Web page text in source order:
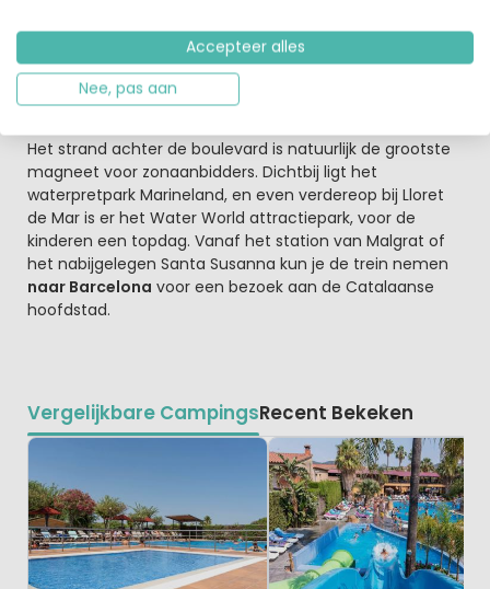
bars met terrasjes, en ook 's avonds is het er gezellig. De
ligging tussen de bergen van het nationale park
Montnegre en de Middellandse Zee aan de andere kant
zorgen voor een ideaal vakantieklimaat.
Het strand achter de boulevard is natuurlijk de grootste
magneet voor zonaanbidders. Dichtbij ligt het
waterpretpark Marineland, en even verdereop bij Lloret
de Mar is er het Water World attractiepark, voor de
kinderen een topdag. Vanaf het station van Malgrat of
het nabijgelegen Santa Susanna kun je de trein nemen
naar Barcelona voor een bezoek aan de Catalaanse
hoofdstad.
Vergelijkbare CampingsRecent Bekeken
Accepteer alles
Nee, pas aan